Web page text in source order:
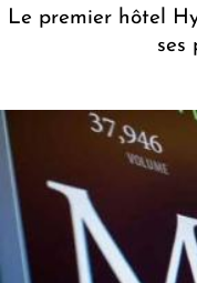
Le premier hôtel
ses